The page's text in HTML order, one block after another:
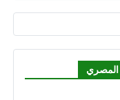
المصري